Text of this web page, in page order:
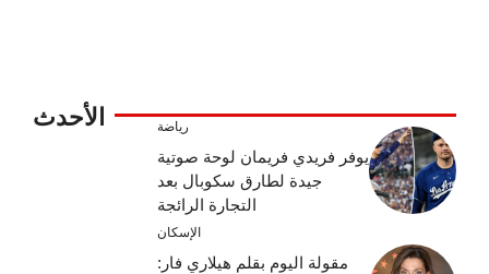
الأحدث رياضة
يوفر فريدي فريمان لوحة صوتية
جيدة لطارق سكوبال بعد
التجارة الرائجة
الإسكان
مقولة اليوم بقلم هيلاري فار: